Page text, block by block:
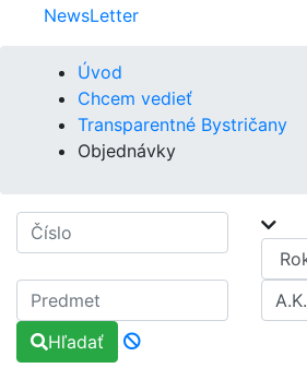
NewsLetter
Úvod
Chcem vedieť
Transparentné Bystričany
Objednávky
Hľadať